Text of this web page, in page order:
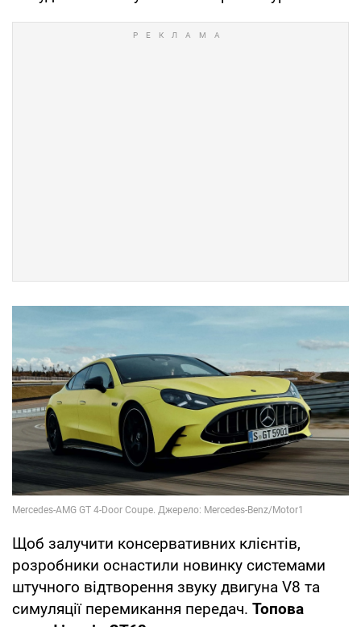
Щоб залучити консервативних клієнтів,
розробники оснастили новинку системами
штучного відтворення звуку двигуна V8 та
симуляції перемикання передач. Топова